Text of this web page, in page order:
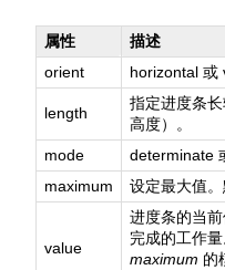
属性
描述
orient
horizontal 或
length
指定进度条
高度）。
mode
determinate
maximum
设定最大值。
value
进度条的当
完成的工作
maximum 的